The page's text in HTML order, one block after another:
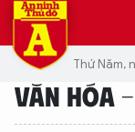
Thứ Năm,
VĂN HÓA